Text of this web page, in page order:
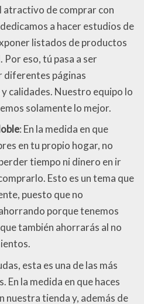
atractivo de comprar con
a hacer estudios de
listados de productos
Por eso, tú pasa a ser
diferentes páginas
calidades. Nuestro equipo lo
solamente lo mejor.
: En la medida en que
en tu propio hogar, no
tiempo ni dinero en ir
Esto es un tema que
puesto que no
porque tenemos
también ahorrarás al no
esta es una de las más
la medida en que haces
nuestra tienda y, además de